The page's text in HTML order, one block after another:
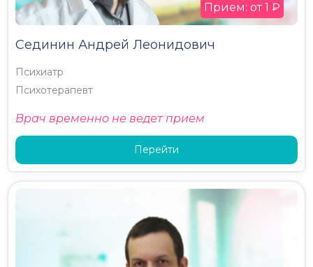
Сединин Андрей Леонидович
Психиатр
Психотерапевт
Врач временно не ведет прием
Прием: от 1 ₽
Перейти